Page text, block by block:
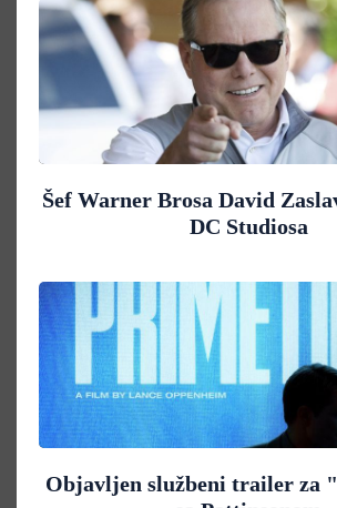
Šef Warner Brosa David
DC Studiosa
Objavljen službeni trailer za